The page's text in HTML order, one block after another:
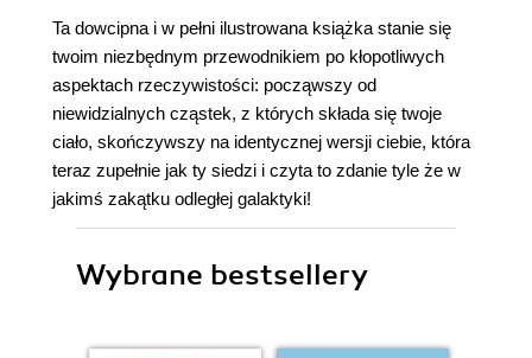
Ta dowcipna i w pełni ilustrowana książka stanie się
twoim niezbędnym przewodnikiem po kłopotliwych
aspektach rzeczywistości: począwszy od
niewidzialnych cząstek, z których składa się twoje
ciało, skończywszy na identycznej wersji ciebie, która
teraz zupełnie jak ty siedzi i czyta to zdanie tyle że w
jakimś zakątku odległej galaktyki!
Wybrane bestsellery